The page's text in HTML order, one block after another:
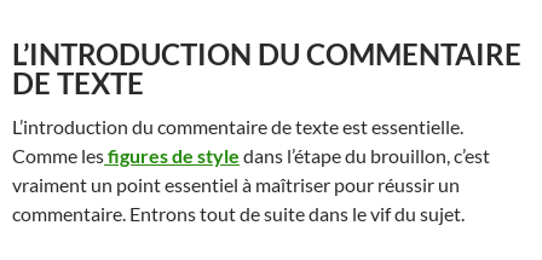
L’INTRODUCTION DU COMMENTAIRE
DE TEXTE
L’introduction du commentaire de texte est essentielle.
Comme lesfigures de style dans l’étape du brouillon, c’est
vraiment un point essentiel à maîtriser pour réussir un
commentaire. Entrons tout de suite dans le vif du sujet.